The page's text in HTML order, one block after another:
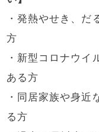
・発熱やせき、だ
方
・新型コロナウイ
ある方
・同居家族や身近
る方